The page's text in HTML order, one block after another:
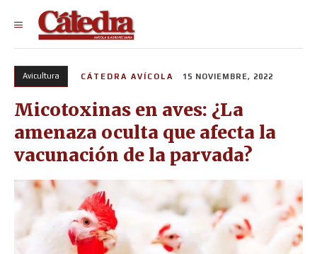
Avicultura CÁTEDRA AVÍCOLA 15 NOVIEMBRE, 2022
Micotoxinas en aves: ¿La
amenaza oculta que afecta la
vacunación de la parvada?